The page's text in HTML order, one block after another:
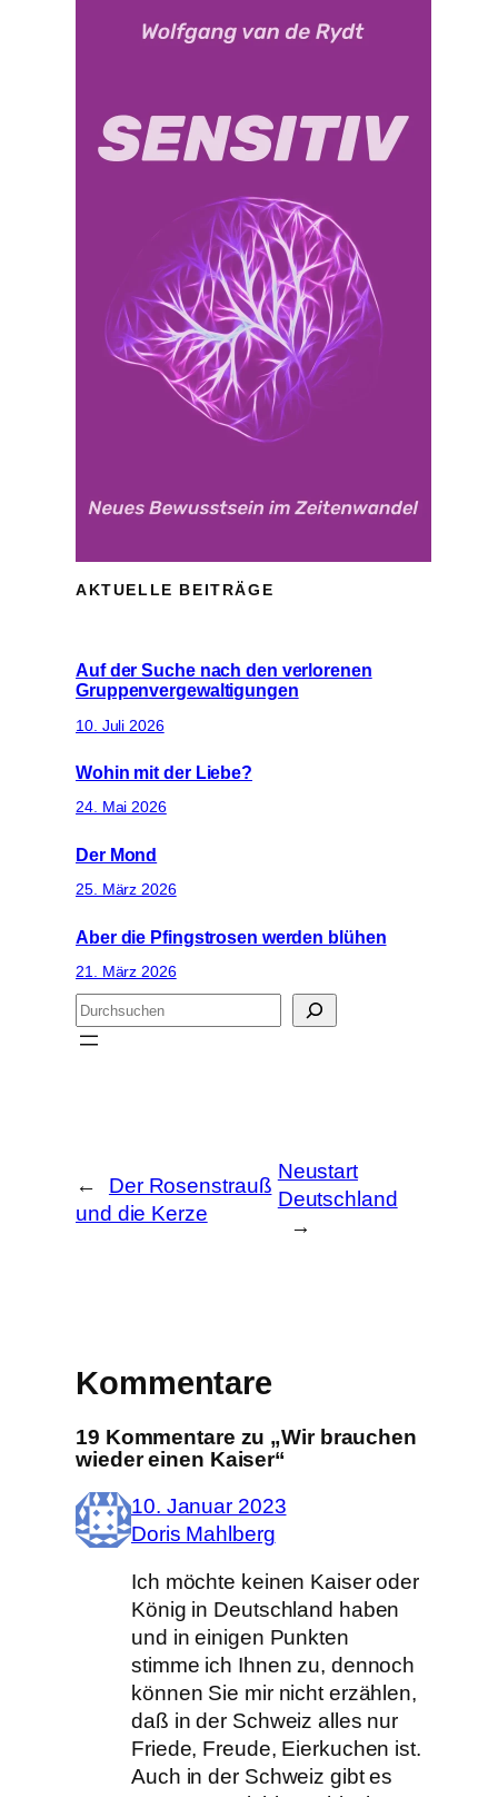
AKTUELLE BEITRÄGE
Auf der Suche nach den verlorenen
Gruppenvergewaltigungen
10. Juli 2026
Wohin mit der Liebe?
24. Mai 2026
Der Mond
25. März 2026
Aber die Pfingstrosen werden blühen
21. März 2026
S
u
←
Der Rosenstrauß
und die Kerze
Neustart
Deutschland
→
Kommentare
19 Kommentare zu „Wir brauchen
wieder einen Kaiser“
10. Januar 2023
Doris Mahlberg
Ich möchte keinen Kaiser oder
König in Deutschland haben
und in einigen Punkten
stimme ich Ihnen zu, dennoch
können Sie mir nicht erzählen,
daß in der Schweiz alles nur
Friede, Freude, Eierkuchen ist.
Auch in der Schweiz gibt es